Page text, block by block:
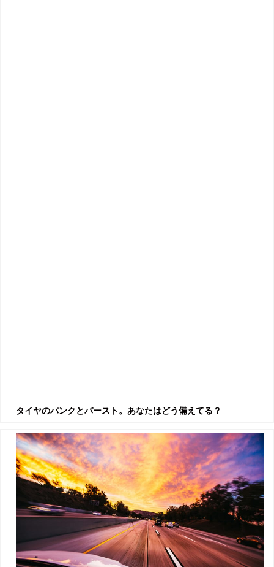
タイヤのパンクとバースト。あなたはどう備えてる？